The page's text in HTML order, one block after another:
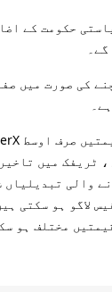
حکومت کے
گے۔
کی صورت میں
ٹریفک میں
والی
لاگو ہو سکتی
مختلف ہو